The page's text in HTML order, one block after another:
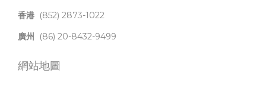
香港 (852) 2873-1022
廣州
(86) 20-8432-9499
網站地圖